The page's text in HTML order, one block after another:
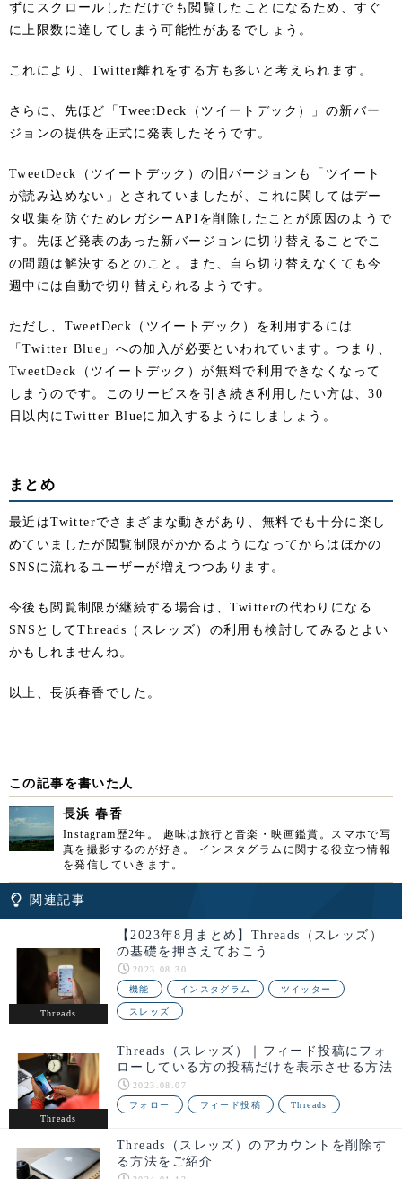
ずにスクロールしただけでも閲覧したことになるため、すぐ
に上限数に達してしまう可能性があるでしょう。
これにより、Twitter離れをする方も多いと考えられます。
さらに、先ほど「TweetDeck（ツイートデック）」の新バー
ジョンの提供を正式に発表したそうです。
TweetDeck（ツイートデック）の旧バージョンも「ツイート
が読み込めない」とされていましたが、これに関してはデー
タ収集を防ぐためレガシーAPIを削除したことが原因のようで
す。先ほど発表のあった新バージョンに切り替えることでこ
の問題は解決するとのこと。また、自ら切り替えなくても今
週中には自動で切り替えられるようです。
ただし、TweetDeck（ツイートデック）を利用するには
「Twitter Blue」への加入が必要といわれています。つまり、
TweetDeck（ツイートデック）が無料で利用できなくなって
しまうのです。このサービスを引き続き利用したい方は、30
日以内にTwitter Blueに加入するようにしましょう。
まとめ
最近はTwitterでさまざまな動きがあり、無料でも十分に楽し
めていましたが閲覧制限がかかるようになってからはほかの
SNSに流れるユーザーが増えつつあります。
今後も閲覧制限が継続する場合は、Twitterの代わりになる
SNSとしてThreads（スレッズ）の利用も検討してみるとよい
かもしれませんね。
以上、長浜春香でした。
この記事を書いた人
長浜 春香
Instagram歴2年。 趣味は旅行と音楽・映画鑑賞。スマホで写
真を撮影するのが好き。 インスタグラムに関する役立つ情報
を発信していきます。
関連記事
Threads
【2023年8月まとめ】Threads（スレッズ）
の基礎を押さえておこう
2023.08.30
機能
インスタグラム ツイッター
スレッズ
Threads
Threads（スレッズ）｜フィード投稿にフォ
ローしている方の投稿だけを表示させる方法
2023.08.07
フォロー
フィード投稿 Threads
Threads（スレッズ）のアカウントを削除す
る方法をご紹介